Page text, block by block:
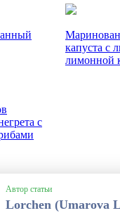
капуста с
лимонной
с
Автор статьи
Lorchen (Umarova